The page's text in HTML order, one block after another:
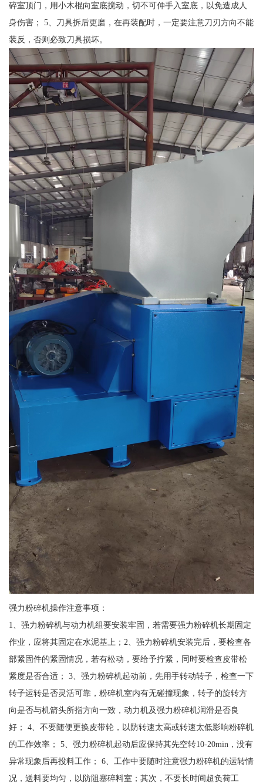
碎室顶门，用小木棍向室底搅动，切不可伸手入室底，以免造成人
身伤害； 5、刀具拆后更磨，在再装配时，一定要注意刀刃方向不能
装反，否则必致刀具损坏。
强力粉碎机操作注意事项：
1、强力粉碎机与动力机组要安装牢固，若需要强力粉碎机长期固定
作业，应将其固定在水泥基上；2、强力粉碎机安装完后，要检查各
部紧固件的紧固情况，若有松动，要给予拧紧，同时要检查皮带松
紧度是否合适； 3、强力粉碎机起动前，先用手转动转子，检查一下
转子运转是否灵活可靠，粉碎机室内有无碰撞现象，转子的旋转方
向是否与机箭头所指方向一致，动力机及强力粉碎机润滑是否良
好； 4、不要随便更换皮带轮，以防转速太高或转速太低影响粉碎机
的工作效率； 5、强力粉碎机起动后应保持其先空转10-20min，没有
异常现象后再投料工作； 6、工作中要随时注意强力粉碎机的运转情
况，送料要均匀，以防阻塞碎料室；其次，不要长时间超负荷工